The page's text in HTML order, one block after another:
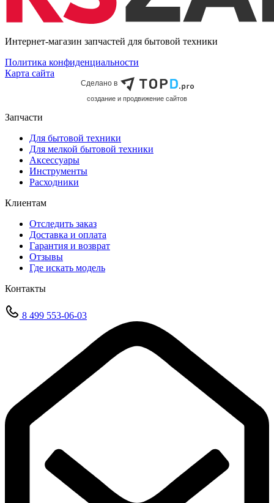
Интернет-магазин запчастей для бытовой техники
Политика конфиденциальности
Карта сайта
Сделано в
cоздание и продвижение сайтов
Запчасти
Для бытовой техники
Для мелкой бытовой техники
Аксессуары
Инструменты
Расходники
Клиентам
Отследить заказ
Доставка и оплата
Гарантия и возврат
Отзывы
Где искать модель
Контакты
8 499 553-06-03